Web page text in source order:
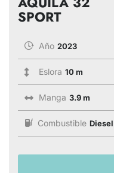
SPORT
Año 2023
Eslora 10 m
Manga 3.9 m
Combustible Diesel